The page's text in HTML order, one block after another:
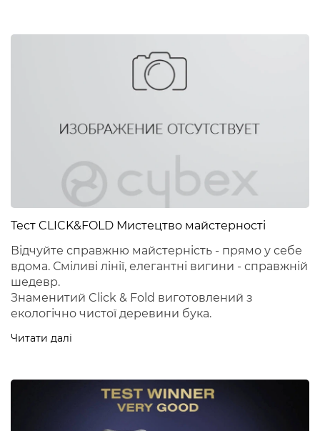
Тест CLICK&FOLD Мистецтво майстерності
Відчуйте справжню майстерність - прямо у себе
вдома. Сміливі лінії, елегантні вигини - справжній
шедевр.
Знаменитий Click & Fold виготовлений з
екологічно чистої деревини бука.
Читати далі